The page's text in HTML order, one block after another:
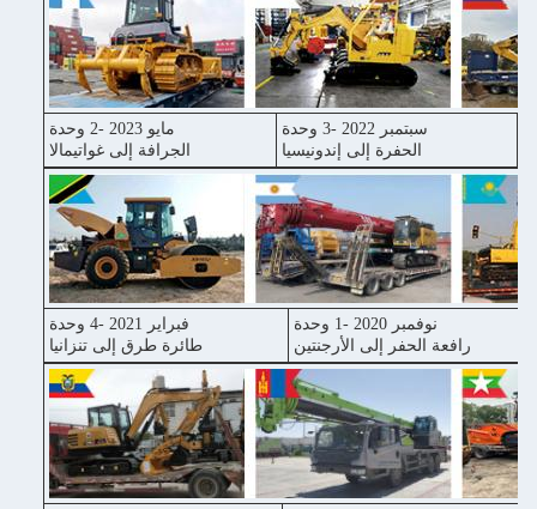
مايو 2023 -2 وحدة
الجرافة إلى غواتيمالا
سبتمبر 2022 -3 وحدة
الحفرة إلى إندونيسيا
فبراير 2021 -4 وحدة
طائرة طرق إلى تنزانيا
نوفمبر 2020 -1 وحدة
رافعة الحفر إلى الأرجنتين